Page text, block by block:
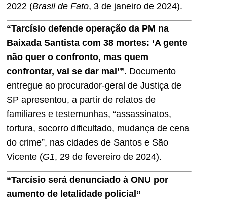
2022 (Brasil de Fato, 3 de janeiro de 2024).
“Tarcísio defende operação da PM na
Baixada Santista com 38 mortes: ‘A gente
não quer o confronto, mas quem
confrontar, vai se dar mal’”. Documento
entregue ao procurador-geral de Justiça de
SP apresentou, a partir de relatos de
familiares e testemunhas, “assassinatos,
tortura, socorro dificultado, mudança de cena
do crime”, nas cidades de Santos e São
Vicente (G1, 29 de fevereiro de 2024).
“Tarcísio será denunciado à ONU por
aumento de letalidade policial”